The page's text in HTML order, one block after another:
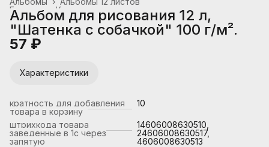
Канцтовары, школьные принадлежности
Главная
Альбом для рисования 12 л,
"Шатенка с собачкой" 100 г/м².
57 ₽
Характеристики
кратность для добавления
товара в корзину
10
штрихкода товара
заведенные в 1с через
запятую
14606008630510,
24606008630517,
4606008630513